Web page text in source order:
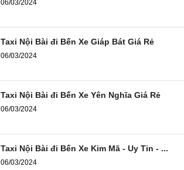
06/03/2024
Taxi Nội Bài đi Bến Xe Giáp Bát Giá Rẻ
06/03/2024
Taxi Nội Bài đi Bến Xe Yên Nghĩa Giá Rẻ
06/03/2024
Taxi Nội Bài đi Bến Xe Kim Mã - Uy Tin - ...
06/03/2024